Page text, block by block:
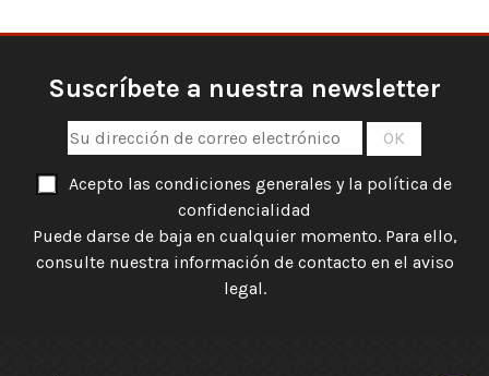
Suscríbete a nuestra newsletter
Acepto las condiciones generales y la política de
confidencialidad
Puede darse de baja en cualquier momento. Para ello,
consulte nuestra información de contacto en el aviso
legal.